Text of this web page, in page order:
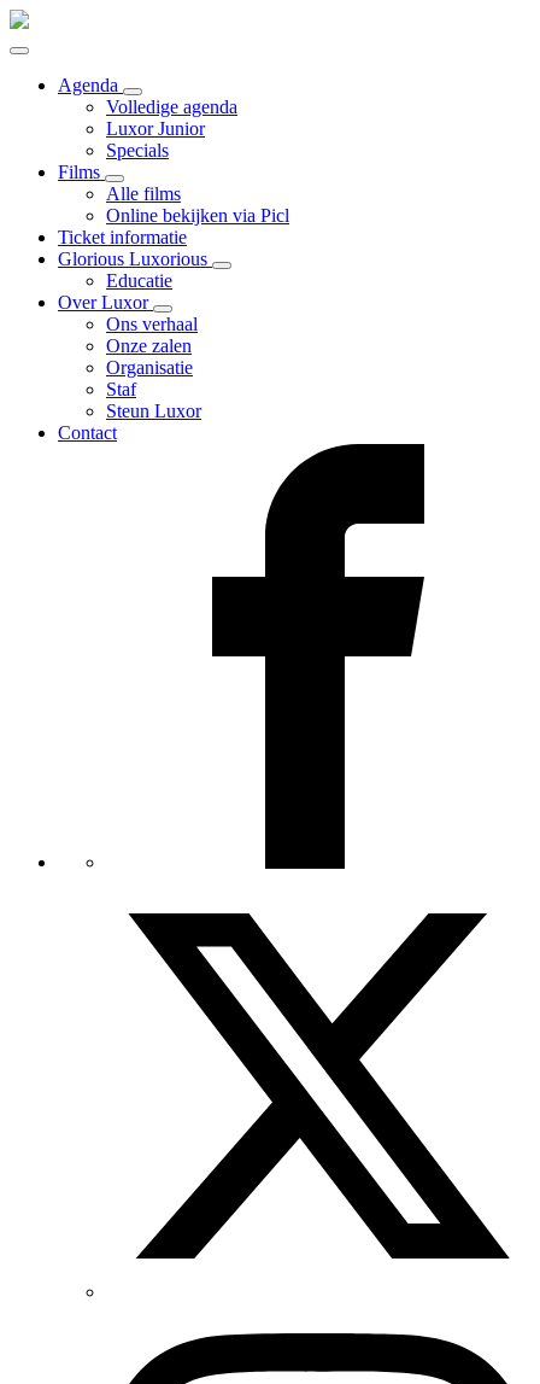
Agenda
Volledige agenda
Luxor Junior
Specials
Films
Alle films
Online bekijken via Picl
Ticket informatie
Glorious Luxorious
Educatie
Over Luxor
Ons verhaal
Onze zalen
Organisatie
Staf
Steun Luxor
Contact